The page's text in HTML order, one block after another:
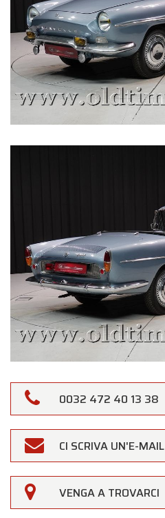
0032 472 40 13 38
CI SCRIVA UN'E-MAIL
VENGA A TROVARCI
Oldtimerfarm